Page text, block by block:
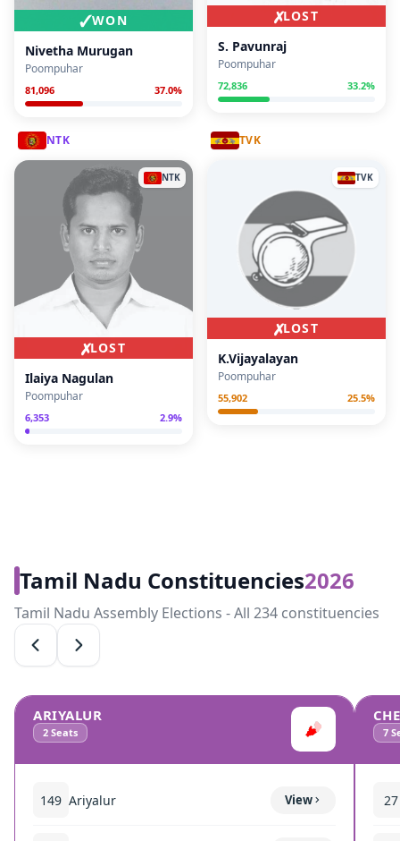
✓WON
Nivetha Murugan
Poompuhar
81,096 37.0%
✗LOST
S. Pavunraj
Poompuhar
72,836 33.2%
NTK
✗LOST
NTK
Ilaiya Nagulan
Poompuhar
6,353 2.9%
TVK
✗LOST
TVK
K.Vijayalayan
Poompuhar
55,902 25.5%
Tamil Nadu Constituencies2026
Tamil Nadu Assembly Elections - All 234 constituencies
ARIYALUR
2 Seats
149 Ariyalur View
7
27